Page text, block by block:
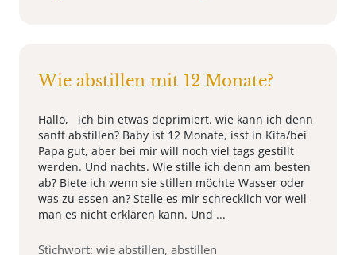
Wie abstillen mit 12 Monate?
Hallo, ich bin etwas deprimiert. wie kann ich denn
sanft abstillen? Baby ist 12 Monate, isst in Kita/bei
Papa gut, aber bei mir will noch viel tags gestillt
werden. Und nachts. Wie stille ich denn am besten
ab? Biete ich wenn sie stillen möchte Wasser oder
was zu essen an? Stelle es mir schrecklich vor weil
man es nicht erklären kann. Und ...
Stichwort: wie abstillen, abstillen